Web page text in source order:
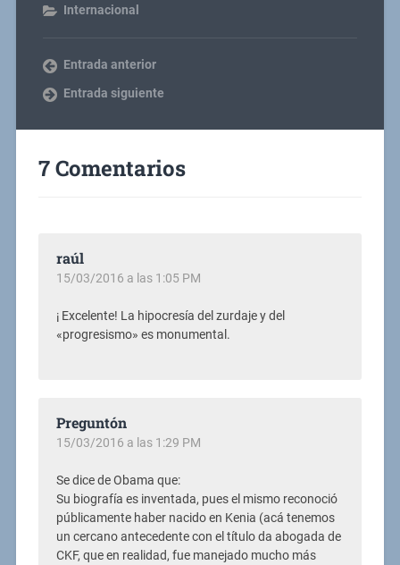
Internacional
Entrada anterior
Entrada siguiente
7 Comentarios
raúl
15/03/2016 a las 1:05 PM
¡ Excelente! La hipocresía del zurdaje y del
«progresismo» es monumental.
Preguntón
15/03/2016 a las 1:29 PM
Se dice de Obama que:
Su biografía es inventada, pues el mismo reconoció
públicamente haber nacido en Kenia (acá tenemos
un cercano antecedente con el título da abogada de
CKF, que en realidad, fue manejado mucho más